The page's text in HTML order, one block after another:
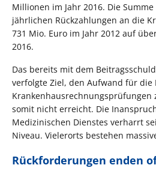
Millionen im Jahr 2016. Die
jährlichen Rückzahlungen an die
731 Mio. Euro im Jahr 2012 auf
2016.
Das bereits mit dem
verfolgte Ziel, den Aufwand für
somit nicht erreicht. Die
Medizinischen Dienstes verharrt
Niveau. Vielerorts bestehen
Rückforderungen enden